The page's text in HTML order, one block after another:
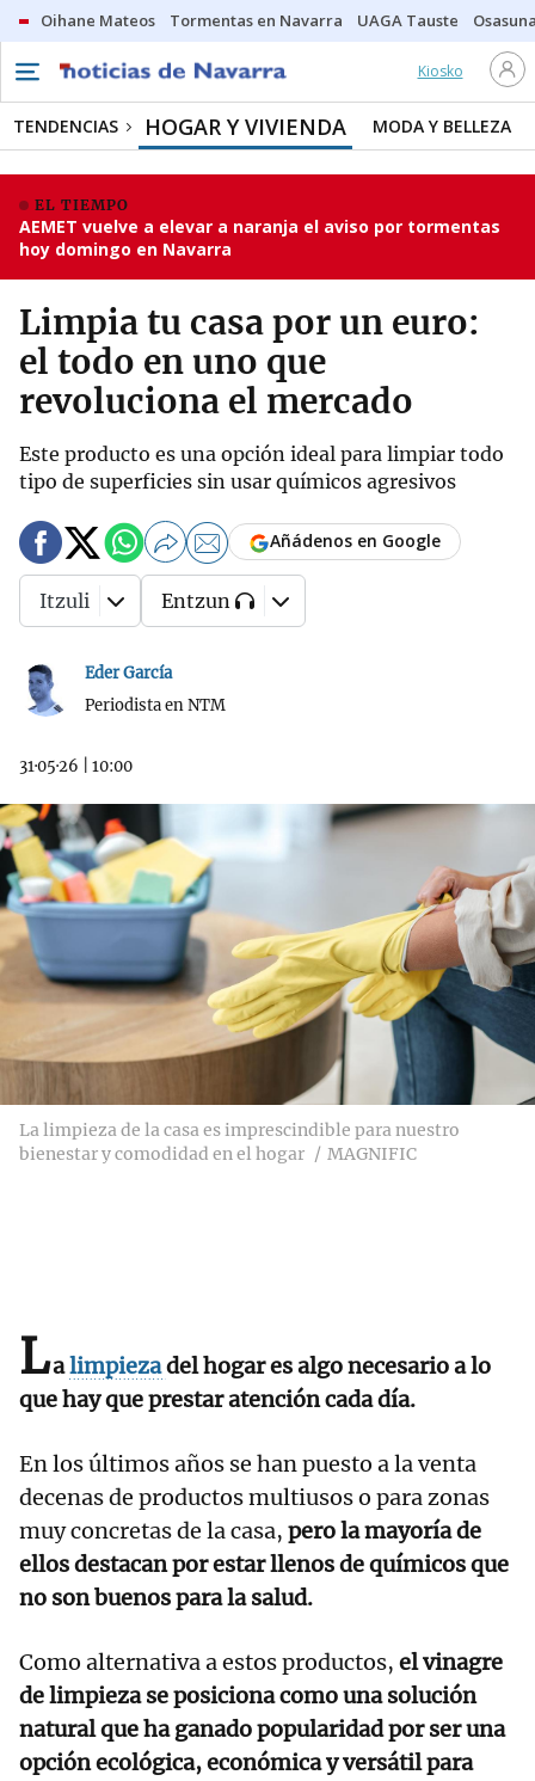
Oihane Mateos Tormentas en Navarra UAGA Tauste
Kiosko
TENDENCIAS HOGAR Y VIVIENDA MODA Y BELLEZA
EL TIEMPO
AEMET vuelve a elevar a naranja el aviso por tormentas
hoy domingo en Navarra
Limpia tu casa por un euro:
el todo en uno que
revoluciona el mercado
Este producto es una opción ideal para limpiar todo
tipo de superficies sin usar químicos agresivos
Eder García
Periodista en NTM
31·05·26 10:00
Añádenos en Google
Itzuli Entzun
La limpieza de la casa es imprescindible para nuestro
bienestar y comodidad en el hogar
MAGNIFIC
Lalimpiezadel hogar es algo necesario a lo
que hay que prestar atención cada día.
En los últimos años se han puesto a la venta
decenas de productos multiusos o para zonas
muy concretas de la casa, pero la mayoría de
ellos destacan por estar llenos de químicos que
no son buenos para la salud.
Como alternativa a estos productos, el vinagre
de limpieza se posiciona como una solución
natural que ha ganado popularidad por ser una
opción ecológica, económica y versátil para